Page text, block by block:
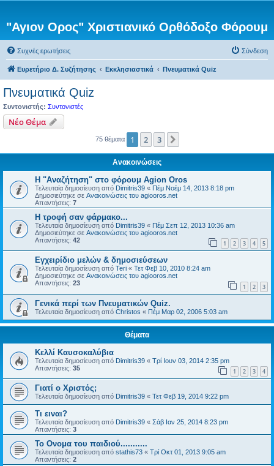
"Αγιον Ορος" Χριστιανικό Ορθόδοξο Φόρουμ
Συχνές ερωτήσεις Σύνδεση
Ευρετήριο Δ. Συζήτησης Εκκλησιαστικά Πνευματικά Quiz
Πνευματικά Quiz
Συντονιστής: Συντονιστές
Νέο Θέμα
75 θέματα 1 2 3
Ανακοινώσεις
Η "Αναζήτηση" στο φόρουμ Agion Oros
Τελευταία δημοσίευση από Dimitris39 « Πέμ Νοέμ 14, 2013 8:18 pm
Δημοσιεύτηκε σε Ανακοινώσεις του agiooros.net
Απαντήσεις: 7
H τροφή σαν φάρμακο...
Τελευταία δημοσίευση από Dimitris39 « Πέμ Σεπ 12, 2013 10:36 am
Δημοσιεύτηκε σε Ανακοινώσεις του agiooros.net
Απαντήσεις: 42 1 2 3 4 5
Εγχειρίδιο μελών & δημοσιεύσεων
Τελευταία δημοσίευση από Teri « Τετ Φεβ 10, 2010 8:24 am
Δημοσιεύτηκε σε Ανακοινώσεις του agiooros.net
Απαντήσεις: 23 1 2 3
Γενικά περί των Πνευματικών Quiz.
Τελευταία δημοσίευση από Christos « Πέμ Μαρ 02, 2006 5:03 am
Θέματα
Κελλί Καυσοκαλύβια
Τελευταία δημοσίευση από Dimitris39 « Τρί Ιουν 03, 2014 2:35 pm
Απαντήσεις: 35 1 2 3 4
Γιατί ο Χριστός;
Τελευταία δημοσίευση από Dimitris39 « Τετ Φεβ 19, 2014 9:22 pm
Τι ειναι?
Τελευταία δημοσίευση από Dimitris39 « Σάβ Ιαν 25, 2014 8:23 pm
Απαντήσεις: 3
Το Ονομα του παιδιού...........
Τελευταία δημοσίευση από stathis73 « Τρί Οκτ 01, 2013 9:05 am
Απαντήσεις: 2